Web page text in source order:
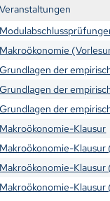
Veranstaltungen
Makroökonomie
Grundlagen der
Grundlagen der
Grundlagen der
Makroökonomie-Klausur
Makroökonomie-
Makroökonomie-
Makroökonomie-